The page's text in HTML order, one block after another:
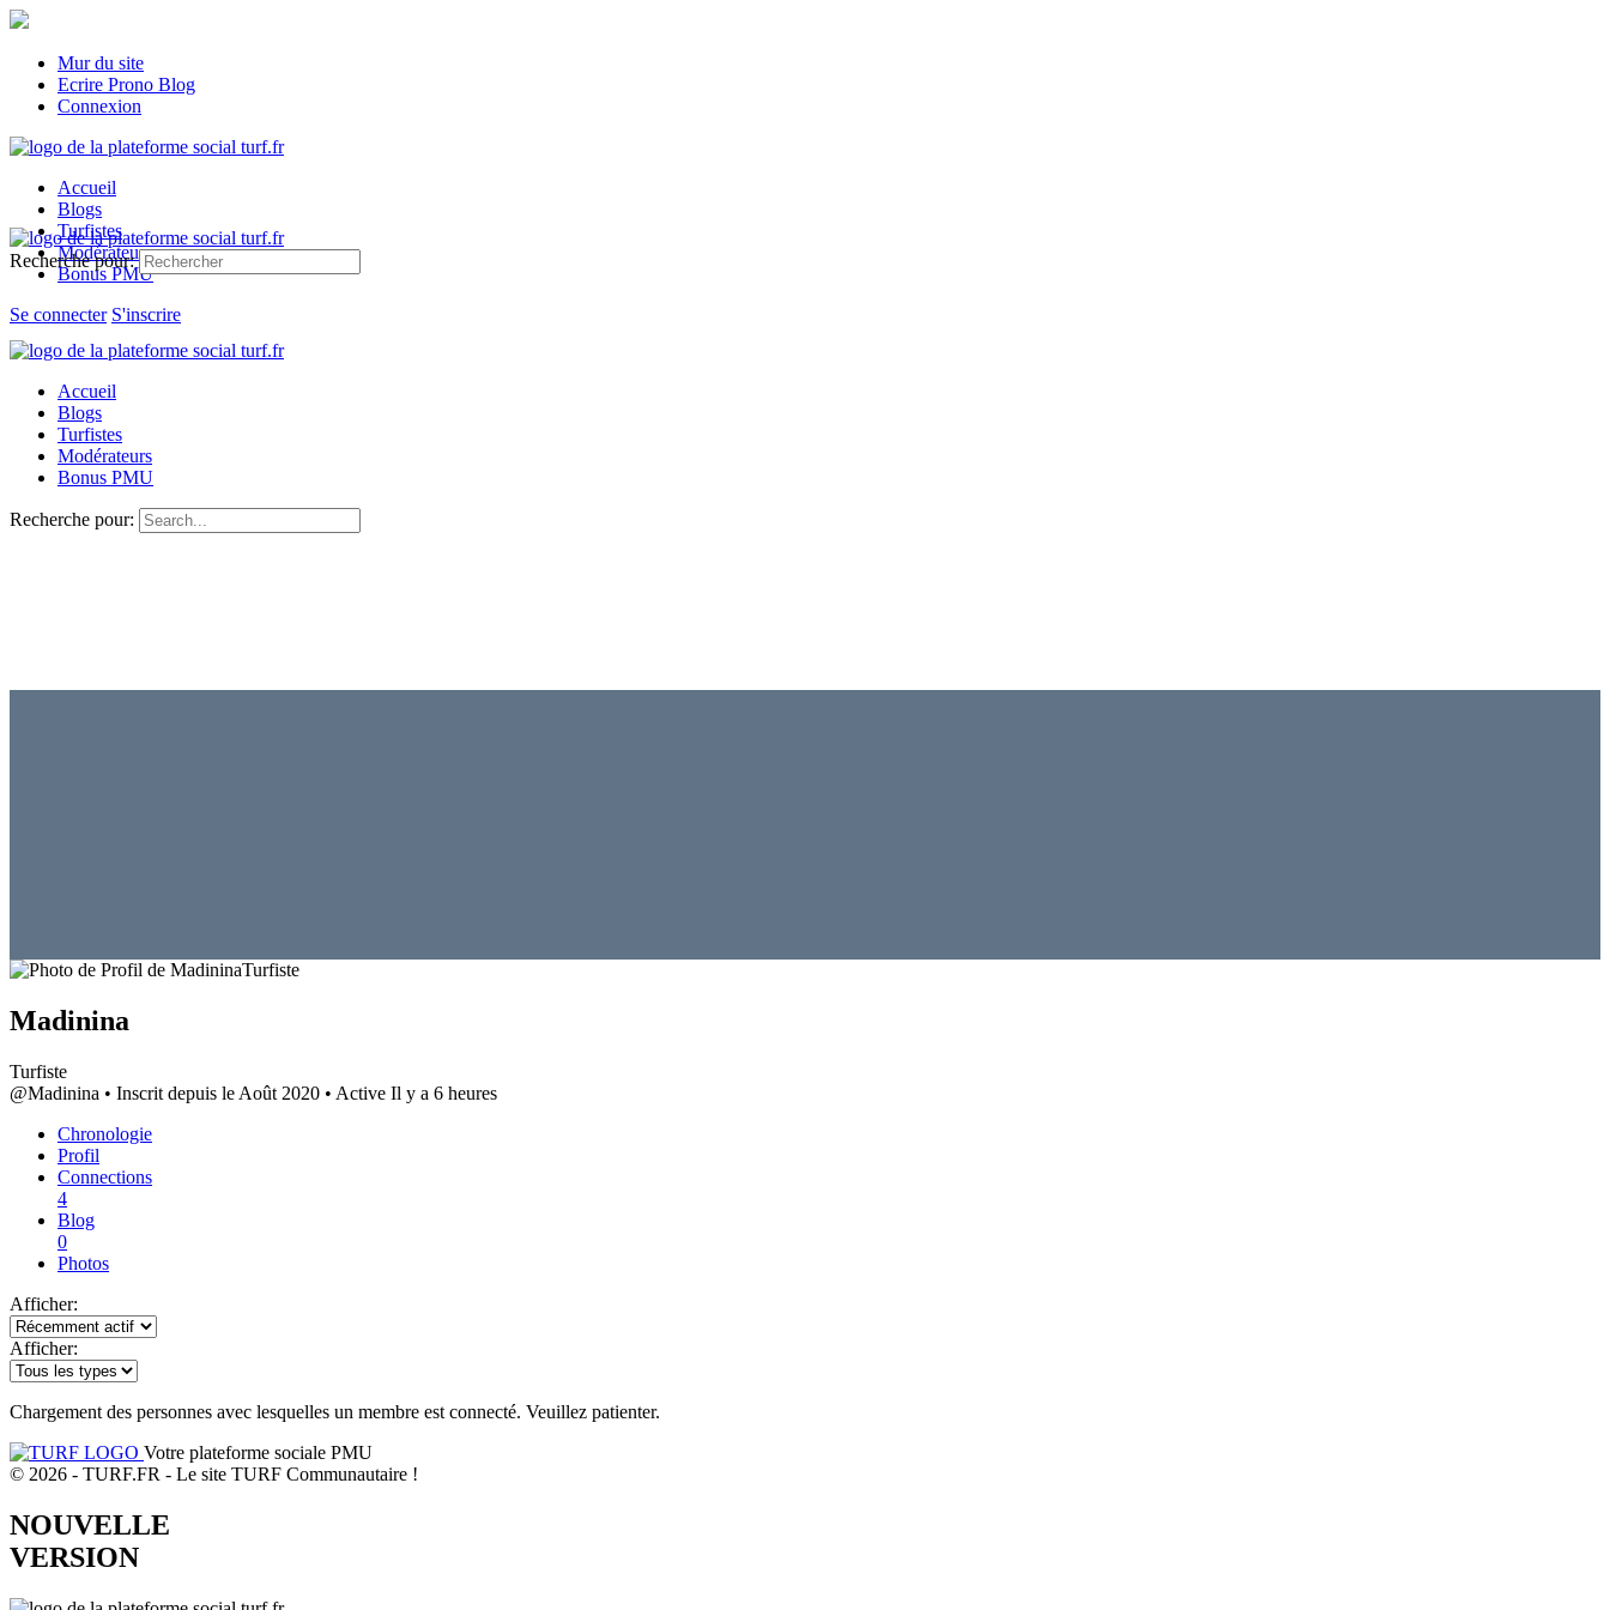
Mur du site
Ecrire Prono Blog
Connexion
Accueil
Blogs
Turfistes
Modérateurs
Bonus PMU
Se connecter S'inscrire
Recherche pour:
Accueil
Blogs
Turfistes
Modérateurs
Bonus PMU
Recherche pour:
Turfiste
Madinina
Turfiste
@Madinina • Inscrit depuis le Août 2020 • Active Il y a 6 heures
Chronologie
Profil
Connections
4
Blog
0
Photos
Afficher:
Afficher:
Chargement des personnes avec lesquelles un membre est connecté. Veuillez patienter.
Votre plateforme sociale PMU
© 2026 - TURF.FR - Le site TURF Communautaire !
NOUVELLE
VERSION